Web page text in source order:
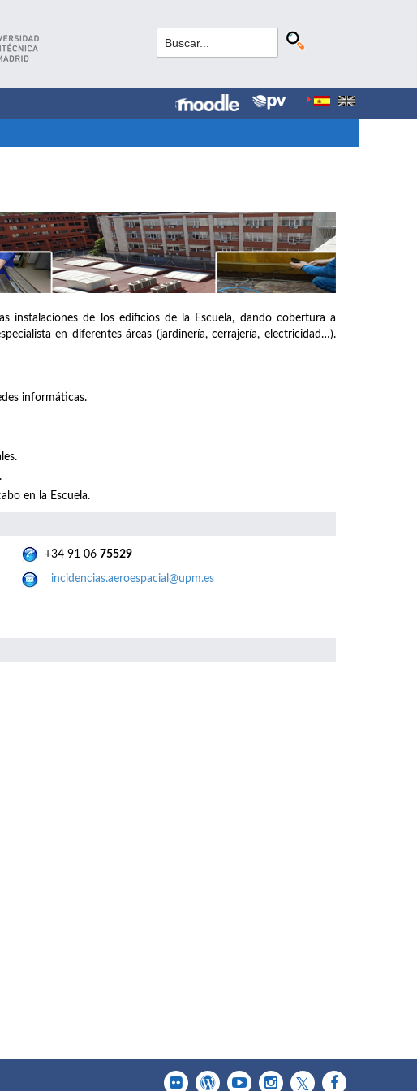
instalaciones de los edificios de la Escuela, dando cobertura a
en diferentes áreas (jardinería, cerrajería, electricidad…).
informáticas.
en la Escuela.
+34 91 06 75529
incidencias.aeroespacial@upm.es